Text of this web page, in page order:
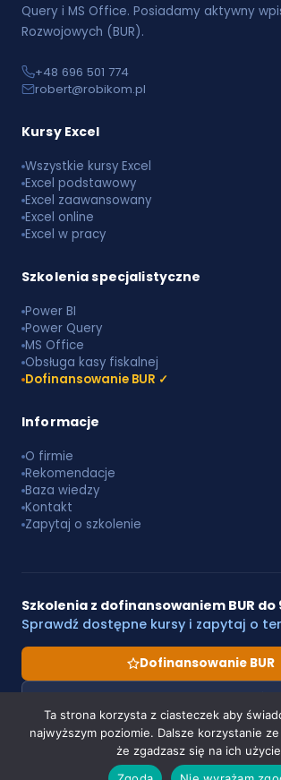
Query i MS Office. Posiadamy aktywny
Rozwojowych (BUR).
+48 696 501 774
robert@robikom.pl
Kursy Excel
Wszystkie kursy Excel
Excel podstawowy
Excel zaawansowany
Excel online
Excel w pracy
Szkolenia specjalistyczne
Power BI
Power Query
MS Office
Obsługa kasy fiskalnej
Dofinansowanie BUR ✓
Informacje
O firmie
Rekomendacje
Baza wiedzy
Kontakt
Zapytaj o szkolenie
Szkolenia z dofinansowaniem BUR do
Sprawdź dostępne kursy i zapytaj o
Dofinansowanie BUR
Robikom. Wszelkie prawa
Ta strona korzysta z ciasteczek aby
najwyższym poziomie. Dalsze korzystanie
że zgadzasz się na ich